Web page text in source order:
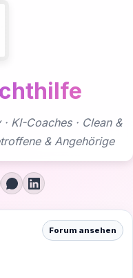
KI-Coaches · Clean &
& Angehörige
Forum ansehen